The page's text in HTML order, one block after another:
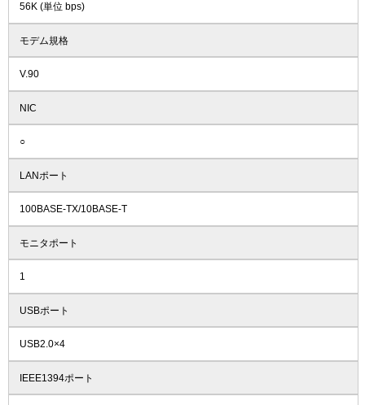
56K (単位 bps)
モデム規格
V.90
NIC
○
LANポート
100BASE-TX/10BASE-T
モニタポート
1
USBポート
USB2.0×4
IEEE1394ポート